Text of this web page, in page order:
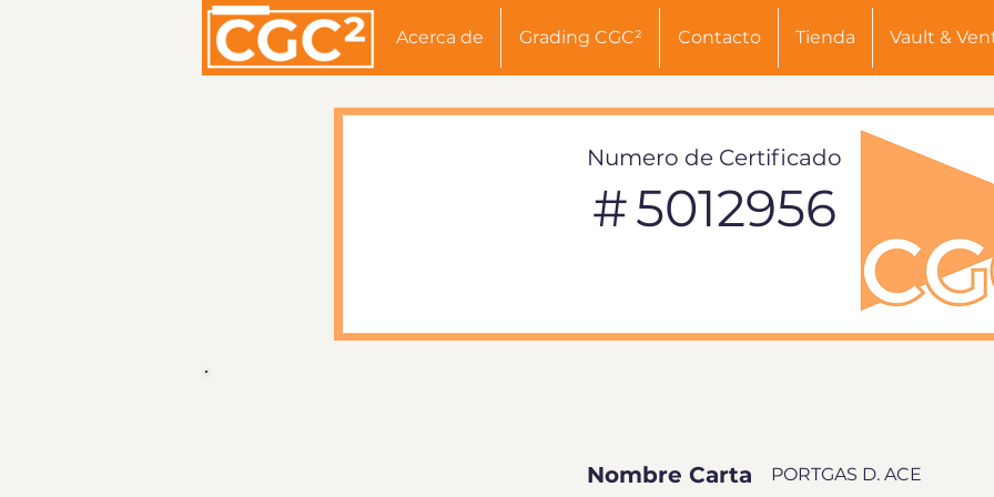
Acerca de Grading CGC² Contacto Tienda Vault &
5012956
Numero de Certificado
#
Nombre Carta
PORTGAS D. ACE